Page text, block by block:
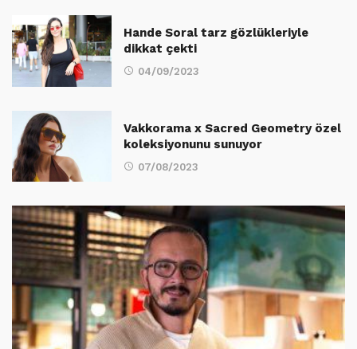
Hande Soral tarz gözlükleriyle
dikkat çekti
04/09/2023
Vakkorama x Sacred Geometry özel
koleksiyonunu sunuyor
07/08/2023